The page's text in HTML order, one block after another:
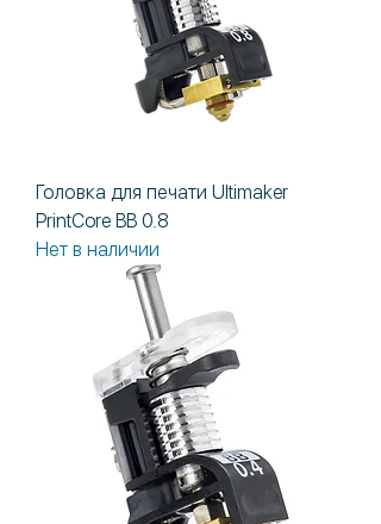
Головка для печати Ultimaker
PrintCore BB 0.8
Нет в наличии